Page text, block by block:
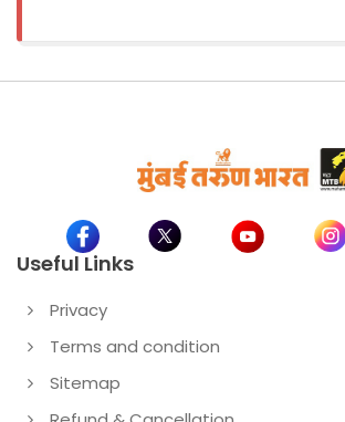
Useful Links
Privacy
Terms and condition
Sitemap